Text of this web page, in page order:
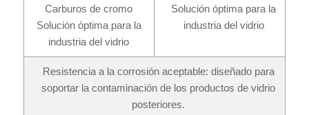
Carburos de cromo
Solución óptima para la
industria del vidrio
Solución óptima para la
industria del vidrio
Resistencia a la corrosión aceptable: diseñado para
soportar la contaminación de los productos de vidrio
posteriores.